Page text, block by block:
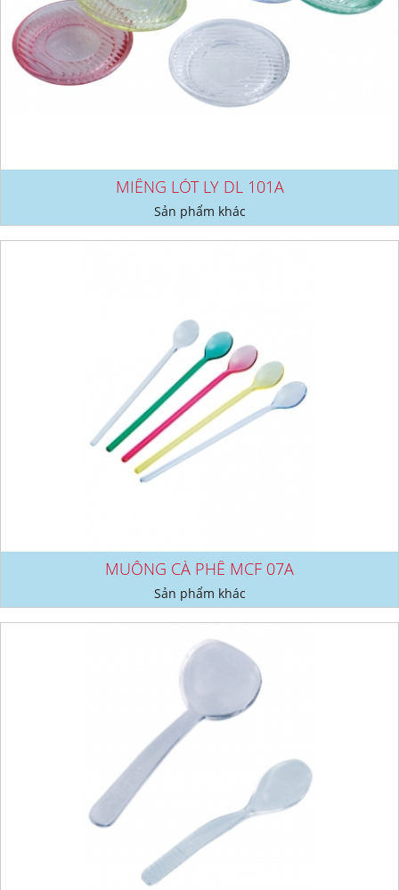
MIẾNG LÓT LY DL 101A
Sản phẩm khác
MUỖNG CÀ PHÊ MCF 07A
Sản phẩm khác